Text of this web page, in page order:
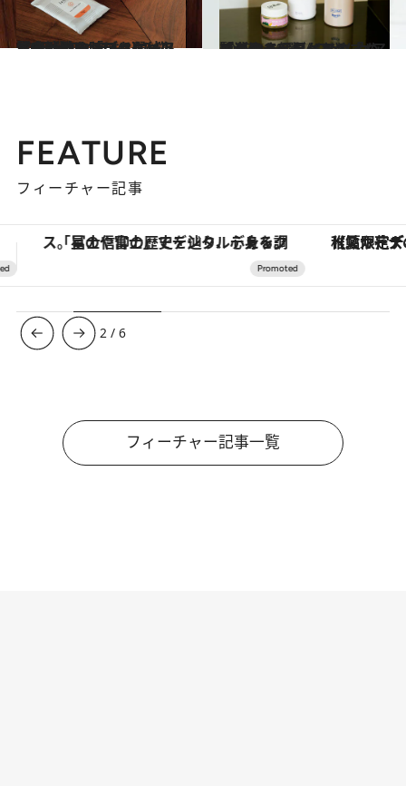
2025.9.27
性交渉時の「デリケートゾーンのにおい」にソワソワしたら…フェムケア賢者が推す“においの悩み”解消アイテム3選《ここぞという時にも》
ビューティ＆ヘルス 2025.9.26
デリケートゾーンの「ムズがゆさ」をケア！ 「洗浄＆保湿」おすすめアイテム3選《フェムケア賢者のベストバイ》
ビューティ＆ヘルス
FEATURE
フィーチャー記事
【夏限定ディナーコース】旬を迎える稚鮎や花ズッキーニなどをイタリア・トスカーナの郷土料理の手法で満喫！ ヴァシュロン・コンスタンタ
3 /6
フィーチャー記事一覧